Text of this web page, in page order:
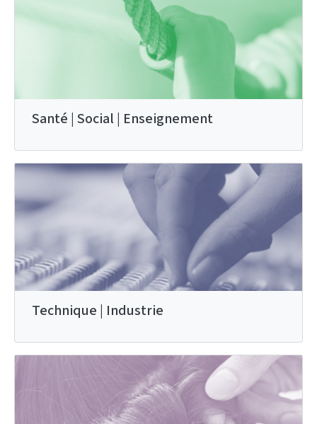
Santé | Social | Enseignement
Technique | Industrie